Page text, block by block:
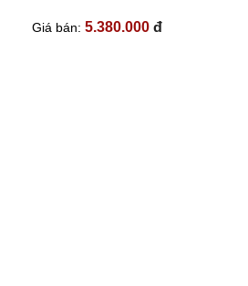
Giá bán: 5.380.000 đ